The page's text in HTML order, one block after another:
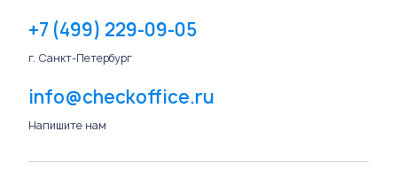
+7 (499) 229-09-05
г. Санкт-Петербург
info@checkoffice.ru
Напишите нам